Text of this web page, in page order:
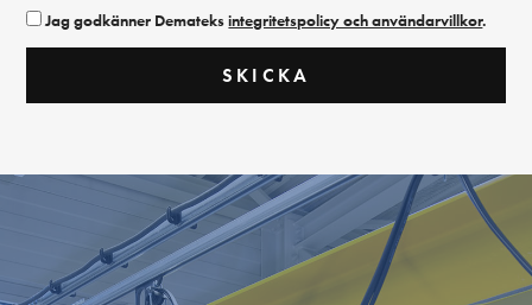
Jag godkänner Demateksintegritetspolicy och användarvillkor.